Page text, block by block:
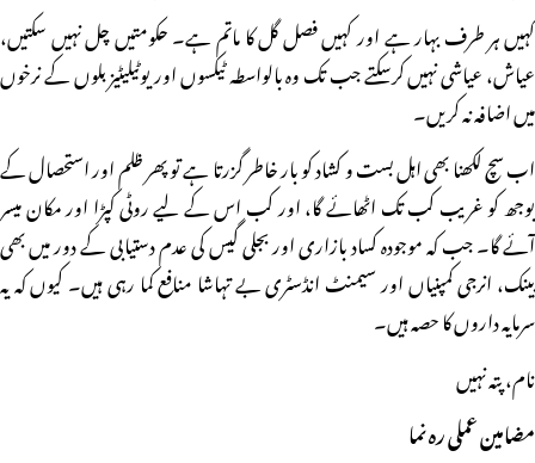
کہیں ہر طرف بہار ہے اور کہیں فصل گل کا ماتم ہے۔ حکومتیں چل نہیں سکتیں،
عیاش، عیاشی نہیں کرسکتے جب تک وہ بالواسطہ ٹیکسوں اور یوٹیلیٹیز بلوں کے نرخوں
میں اضافہ نہ کریں۔
اب سچ لکھنا بھی اہل بست و کشاد کو بار خاطر گزرتا ہے تو پھر ظلم اور استحصال کے
بوجھ کو غریب کب تک اٹھائے گا، اور کب اس کے لیے روٹی کپڑا اور مکان میسر
آئے گا۔ جب کہ موجودہ کساد بازاری اور بجلی گیس کی عدم دستیابی کے دور میں بھی
بینک، انرجی کمپنیاں اور سیمنٹ انڈسٹری بے تہاشا منافع کما رہی ہیں۔ کیوں کہ یہ
سرمایہ داروں کا حصہ ہیں۔
نام، پتہ نہیں
مضامین عملی رہ نما